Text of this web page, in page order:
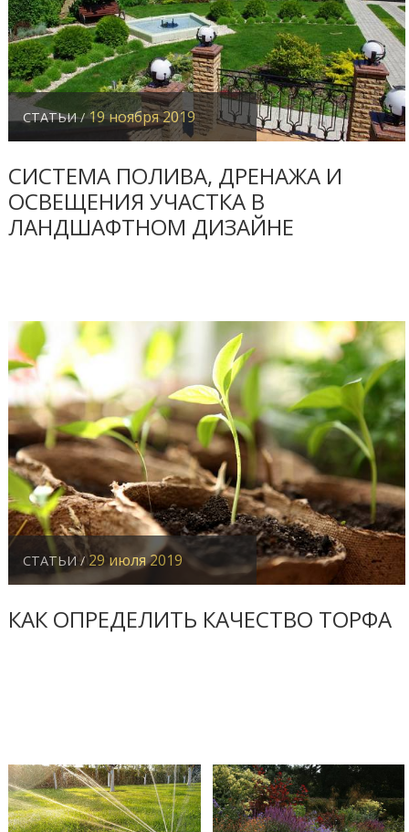
СТАТЬИ /19 ноября 2019
СИСТЕМА ПОЛИВА, ДРЕНАЖА И
ОСВЕЩЕНИЯ УЧАСТКА В
ЛАНДШАФТНОМ ДИЗАЙНЕ
СТАТЬИ /29 июля 2019
КАК ОПРЕДЕЛИТЬ КАЧЕСТВО ТОРФА